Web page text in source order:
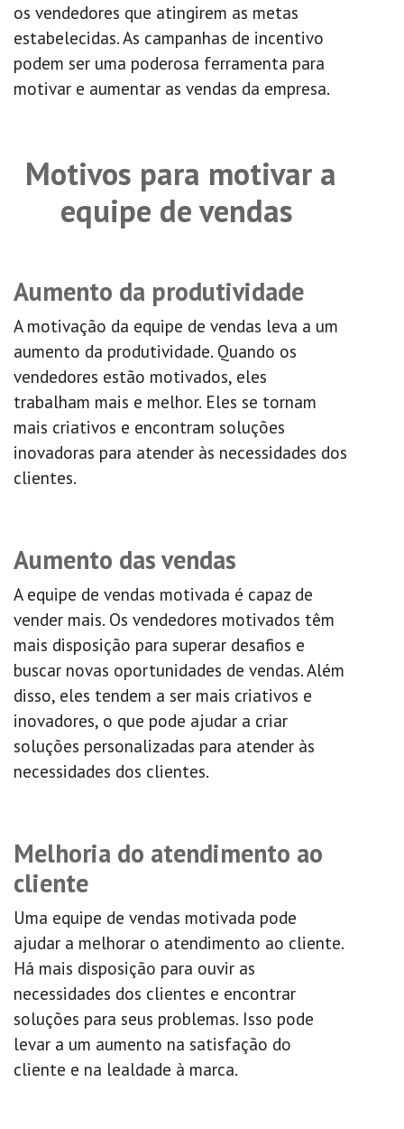
os vendedores que atingirem as metas
estabelecidas. As campanhas de incentivo
podem ser uma poderosa ferramenta para
motivar e aumentar as vendas da empresa.
Motivos para motivar a
equipe de vendas
Aumento da produtividade
A motivação da equipe de vendas leva a um
aumento da produtividade. Quando os
vendedores estão motivados, eles
trabalham mais e melhor. Eles se tornam
mais criativos e encontram soluções
inovadoras para atender às necessidades dos
clientes.
Aumento das vendas
A equipe de vendas motivada é capaz de
vender mais. Os vendedores motivados têm
mais disposição para superar desafios e
buscar novas oportunidades de vendas. Além
disso, eles tendem a ser mais criativos e
inovadores, o que pode ajudar a criar
soluções personalizadas para atender às
necessidades dos clientes.
Melhoria do atendimento ao
cliente
Uma equipe de vendas motivada pode
ajudar a melhorar o atendimento ao cliente.
Há mais disposição para ouvir as
necessidades dos clientes e encontrar
soluções para seus problemas. Isso pode
levar a um aumento na satisfação do
cliente e na lealdade à marca.